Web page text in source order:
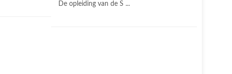
De opleiding van de S ...